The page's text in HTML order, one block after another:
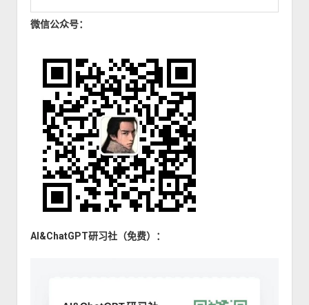
微信公众号：
AI&ChatGPT研习社（免费）：